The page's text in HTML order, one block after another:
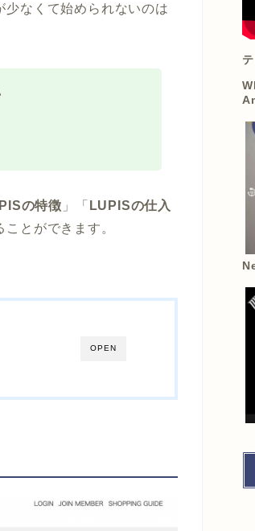
少なくて始められないのは
の特徴 」「 LUPISの仕入
とができます。
OPEN